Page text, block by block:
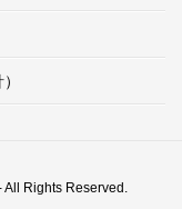
Rights Reserved.